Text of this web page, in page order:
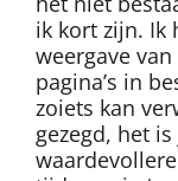
ik kort zijn. Ik
weergave
pagina’s in
zoiets kan
gezegd, het